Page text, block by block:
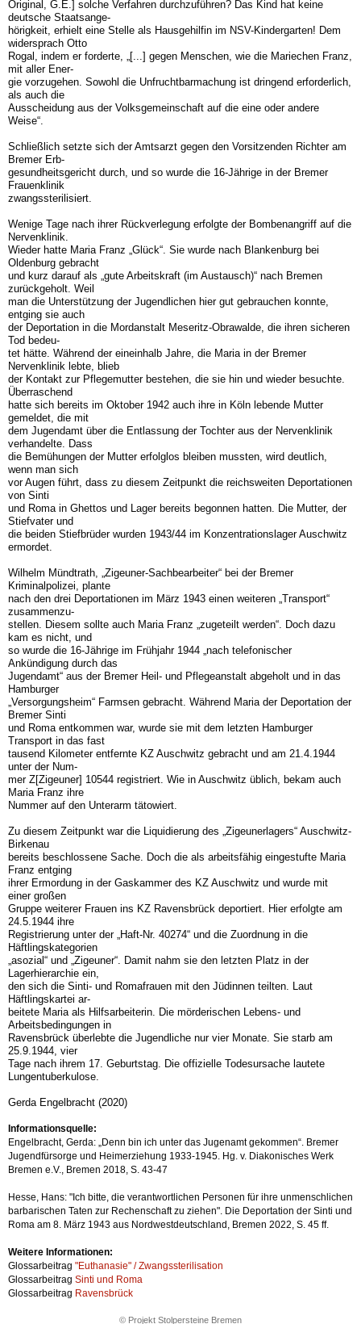
Original, G.E.] solche Verfahren durchzuführen? Das Kind hat keine
deutsche Staatsange-
hörigkeit, erhielt eine Stelle als Hausgehilfin im NSV-Kindergarten! Dem
widersprach Otto
Rogal, indem er forderte, „[...] gegen Menschen, wie die Mariechen Franz,
mit aller Ener-
gie vorzugehen. Sowohl die Unfruchtbarmachung ist dringend erforderlich,
als auch die
Ausscheidung aus der Volksgemeinschaft auf die eine oder andere
Weise“.
Schließlich setzte sich der Amtsarzt gegen den Vorsitzenden Richter am
Bremer Erb-
gesundheitsgericht durch, und so wurde die 16-Jährige in der Bremer
Frauenklinik
zwangssterilisiert.
Wenige Tage nach ihrer Rückverlegung erfolgte der Bombenangriff auf die
Nervenklinik.
Wieder hatte Maria Franz „Glück“. Sie wurde nach Blankenburg bei
Oldenburg gebracht
und kurz darauf als „gute Arbeitskraft (im Austausch)“ nach Bremen
zurückgeholt. Weil
man die Unterstützung der Jugendlichen hier gut gebrauchen konnte,
entging sie auch
der Deportation in die Mordanstalt Meseritz-Obrawalde, die ihren sicheren
Tod bedeu-
tet hätte. Während der eineinhalb Jahre, die Maria in der Bremer
Nervenklinik lebte, blieb
der Kontakt zur Pflegemutter bestehen, die sie hin und wieder besuchte.
Überraschend
hatte sich bereits im Oktober 1942 auch ihre in Köln lebende Mutter
gemeldet, die mit
dem Jugendamt über die Entlassung der Tochter aus der Nervenklinik
verhandelte. Dass
die Bemühungen der Mutter erfolglos bleiben mussten, wird deutlich,
wenn man sich
vor Augen führt, dass zu diesem Zeitpunkt die reichsweiten Deportationen
von Sinti
und Roma in Ghettos und Lager bereits begonnen hatten. Die Mutter, der
Stiefvater und
die beiden Stiefbrüder wurden 1943/44 im Konzentrationslager Auschwitz
ermordet.
Wilhelm Mündtrath, „Zigeuner-Sachbearbeiter“ bei der Bremer
Kriminalpolizei, plante
nach den drei Deportationen im März 1943 einen weiteren „Transport“
zusammenzu-
stellen. Diesem sollte auch Maria Franz „zugeteilt werden“. Doch dazu
kam es nicht, und
so wurde die 16-Jährige im Frühjahr 1944 „nach telefonischer
Ankündigung durch das
Jugendamt“ aus der Bremer Heil- und Pflegeanstalt abgeholt und in das
Hamburger
„Versorgungsheim“ Farmsen gebracht. Während Maria der Deportation der
Bremer Sinti
und Roma entkommen war, wurde sie mit dem letzten Hamburger
Transport in das fast
tausend Kilometer entfernte KZ Auschwitz gebracht und am 21.4.1944
unter der Num-
mer Z[Zigeuner] 10544 registriert. Wie in Auschwitz üblich, bekam auch
Maria Franz ihre
Nummer auf den Unterarm tätowiert.
Zu diesem Zeitpunkt war die Liquidierung des „Zigeunerlagers“ Auschwitz-
Birkenau
bereits beschlossene Sache. Doch die als arbeitsfähig eingestufte Maria
Franz entging
ihrer Ermordung in der Gaskammer des KZ Auschwitz und wurde mit
einer großen
Gruppe weiterer Frauen ins KZ Ravensbrück deportiert. Hier erfolgte am
24.5.1944 ihre
­Registrierung unter der „Haft-Nr. 40274“ und die Zuordnung in die
Häftlingskategorien
„asozial“ und „Zigeuner“. Damit nahm sie den letzten Platz in der
Lagerhierarchie ein,
den sich die Sinti- und Romafrauen mit den Jüdinnen teilten. Laut
Häftlingskartei ar-
beitete Maria als Hilfsarbeiterin. Die mörderischen Lebens- und
Arbeitsbedingungen in
Ravensbrück überlebte die Jugendliche nur vier Monate. Sie starb am
25.9.1944, vier
Tage nach ihrem 17. Geburtstag. Die offizielle Todesursache lautete
Lungentuberkulose.
Gerda Engelbracht (2020)
Informationsquelle:
Engelbracht, Gerda: „Denn bin ich unter das Jugenamt gekommen“. Bremer
Jugendfürsorge und Heimerziehung 1933-1945. Hg. v. Diakonisches Werk
Bremen e.V., Bremen 2018, S. 43-47
Hesse, Hans: "Ich bitte, die verantwortlichen Personen für ihre unmenschlichen
barbarischen Taten zur Rechenschaft zu ziehen". Die Deportation der Sinti und
Roma am 8. März 1943 aus Nordwestdeutschland, Bremen 2022, S. 45 ff.
Weitere Informationen:
Glossarbeitrag "Euthanasie" / Zwangssterilisation
Glossarbeitrag Sinti und Roma
Glossarbeitrag Ravensbrück
© Projekt Stolpersteine Bremen